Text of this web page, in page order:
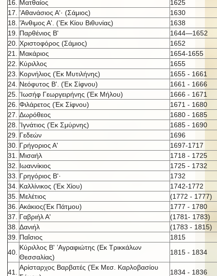
16.
Ματθαίος
1625
17.
’Αθανάσιος Α'· (Σάμιος)
1630
18.
’Άνθιμος Α'. (’Εκ Κίου Βιθυνίας)
1638
19. Παρθένιος Β'
1644—1652
20. Χριστοφόρος (Σάμιος)
1652
21.
Μακάριος
1654-1655
22.
Κύριλλος
1655
23.
Κορνήλιος (Έκ Μυτιλήνης)
1655 - 1661
24. Νεόφυτος Β'. (Έκ Σίφνου)
1661 - 1666
25. ’Ιωσήφ Γεωργειρήνης (Έκ Μήλου)
1666 - 1671
26. Φιλάρετος (Έκ Σίφνου)
1671 - 1680
27. Δωρόθεος
1680 - 1685
28.
’Ιγνάτιος (Έκ Σμύρνης)
1685 - 1690
29. Γεδεών
1696
30. Γρήγοριος Α'
1697-1717
31.
Μισαήλ
1718 - 1725
32.
Ιωαννίκιος
1725 - 1732
33.
Γρηγόριος Β'·
1732
34. Καλλίνικος (Έκ Χίου)
1742-1772
35. Μελέτιος
(1772 - 1777)
36. Ακάκιος(Έκ Πάτμου)
1777 - 1780
37.
Γαβριήλ Α'
(1781- 1783)
38. Δανιήλ
(1783 - 1815)
39. Παΐσιος
1815
40.
Κύριλλος Β' ’Αγραφιώτης (Εκ Τρικκάλων
Θεσσαλίας)
1815 - 1834
41.
Αρίσταρχος Βαρβατές (Έκ Μεσ. Καρλοβασίου
1834 - 1836